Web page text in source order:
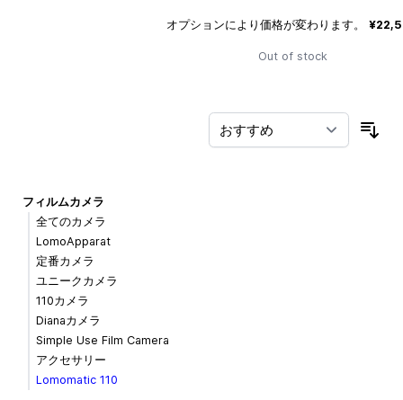
オプションにより価格が変わります。
Out of stock
フィルムカメラ
全てのカメラ
LomoApparat
定番カメラ
ユニークカメラ
110カメラ
Dianaカメラ
Simple Use Film Camera
アクセサリー
Lomomatic 110